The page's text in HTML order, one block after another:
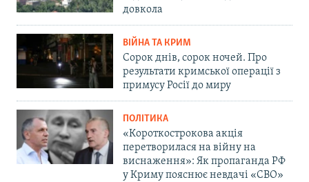
довкола
ВІЙНА ТА КРИМ
Сорок днів, сорок ночей. Про
результати кримської операції з
примусу Росії до миру
ПОЛІТИКА
«Короткострокова акція
перетворилася на війну на
виснаження»: Як пропаганда РФ
у Криму пояснює невдачі «СВО»